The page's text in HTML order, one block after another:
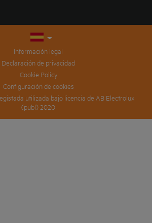
Información legal
Declaración de privacidad
Cookie Policy
Configuración de cookies
utilizada bajo licencia de AB Electrolux
(publ) 2020